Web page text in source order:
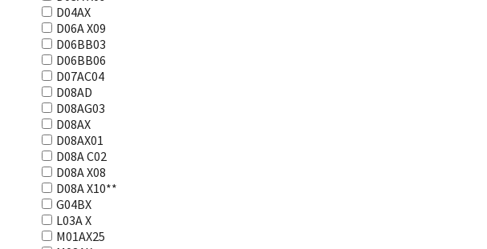
D04AX
D06A X09
D06BB03
D06BB06
D07AC04
D08AD
D08AG03
D08AX
D08AX01
D08А С02
D08А Х08
D08А Х10**
G04BX
L03А Х
M01AX25